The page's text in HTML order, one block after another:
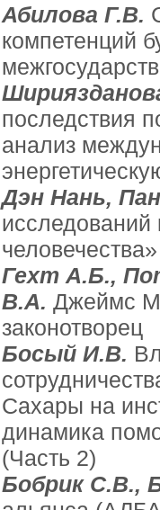
Абилова Г.В.
компетенций
последствия
анализ
Дэн Нань,
Гехт А.Б.,
В.А. Джеймс
законотворец
Босый И.В.
Сахары на
динамика
(Часть 2)
Бобрик С.В.,